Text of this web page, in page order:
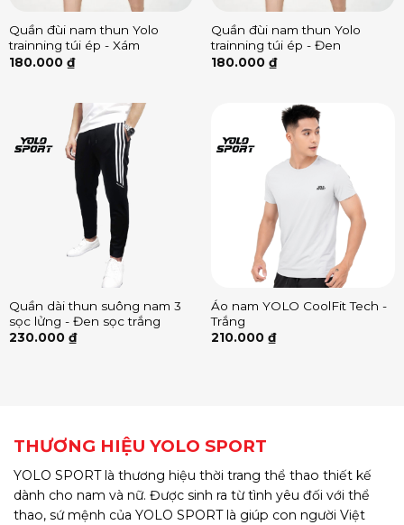
Quần đùi nam thun Yolo
trainning túi ép - Xám
180.000 ₫
Quần đùi nam thun Yolo
trainning túi ép - Đen
180.000 ₫
Quần dài thun suông nam 3
sọc lửng - Đen sọc trắng
230.000 ₫
Áo nam YOLO CoolFit Tech -
Trắng
210.000 ₫
THƯƠNG HIỆU YOLO SPORT
YOLO SPORT là thương hiệu thời trang thể thao thiết kế
dành cho nam và nữ. Được sinh ra từ tình yêu đối với thể
thao, sứ mệnh của YOLO SPORT là giúp con người Việt